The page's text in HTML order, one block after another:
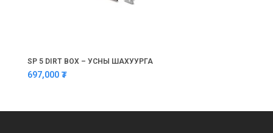
SP 5 DIRT BOX – УСНЫ ШАХУУРГА
697,000 ₮